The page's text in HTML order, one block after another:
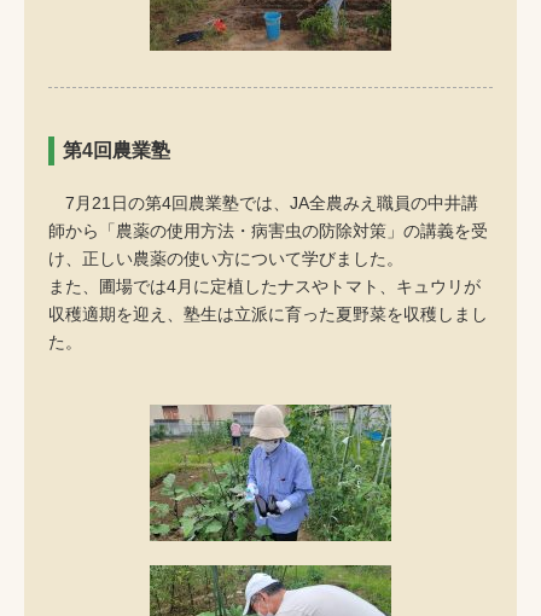
第4回農業塾
7月21日の第4回農業塾では、JA全農みえ職員の中井講
師から「農薬の使用方法・病害虫の防除対策」の講義を受
け、正しい農薬の使い方について学びました。
また、圃場では4月に定植したナスやトマト、キュウリが
収穫適期を迎え、塾生は立派に育った夏野菜を収穫しまし
た。